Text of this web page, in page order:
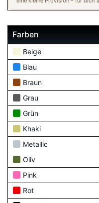
Farben
Beige
Blau
Braun
Grau
Grün
Khaki
Metallic
Oliv
Pink
Rot